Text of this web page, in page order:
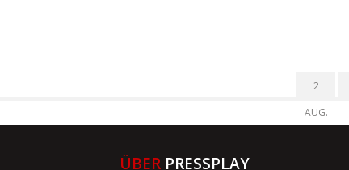
2
AUG.
ÜBER PRESSPLAY